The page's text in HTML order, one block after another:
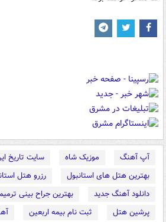
آپ آهنگ موزیک شاه
سایت تاریخ
بهترین هتل های استانبول
رزرو هتل
دانلود آهنگ جدید
بهترین جراح بینی
پرشین هتل
ثبت نام بیمه اربعین